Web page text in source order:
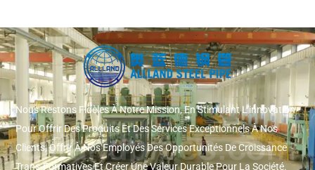
Nous Restons Fidèles À Notre Mission, En Stimulant L'innovation
Pour Offrir Des Produits Et Des Services Exceptionnels À Nos
Clients, Offrir À Nos Employés Des Opportunités De Croissance
Trans-Formatives Et Créer Une Valeur Durable Pour La Société.